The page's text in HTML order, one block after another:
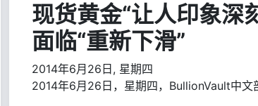
现货黄金“让人印象深
面临“重新下滑”
2014年6月26日, 星期四
2014年6月26日，星期四，BullionVault中文